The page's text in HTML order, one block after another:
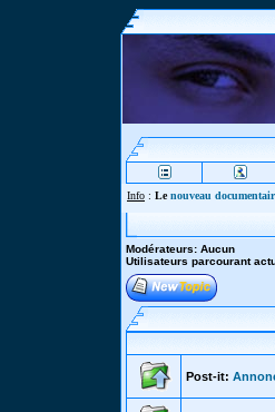
Info : Lenouveau
Modérateurs: Aucun
Utilisateurs parcourant
Post-it: